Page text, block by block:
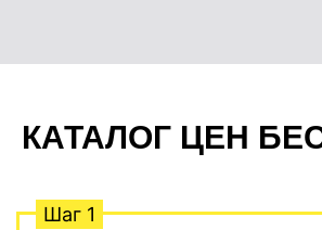
КАТАЛОГ ЦЕН
Шаг 1